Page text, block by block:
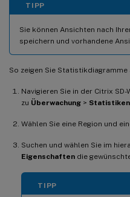
TIPP
Sie können Ansichten nach
speichern und vorhandene
So zeigen Sie Statistikdiagramme
Navigieren Sie in der Citrix
zu Überwachung > Statistiken
Wählen Sie eine Region und
Suchen und wählen Sie im
Eigenschaften die
TIPP